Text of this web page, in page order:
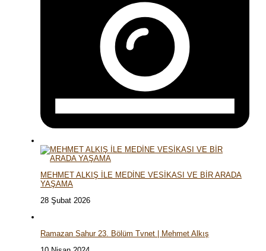
MEHMET ALKIŞ İLE MEDİNE VESİKASI VE BİR ARADA
YAŞAMA
28 Şubat 2026
Ramazan Sahur 23. Bölüm Tvnet | Mehmet Alkış